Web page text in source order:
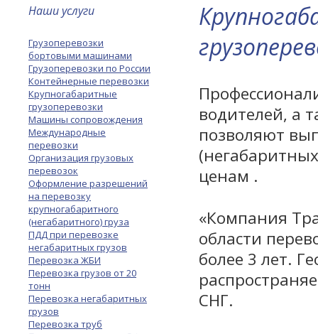
Наши услуги
Грузоперевозки
бортовыми машинами
Грузоперевозки по России
Контейнерные перевозки
Крупногабаритные
грузоперевозки
Машины сопровождения
Международные
перевозки
Организация грузовых
перевозок
Оформление разрешений
на перевозку
крупногабаритного
(негабаритного) груза
ПДД при перевозке
негабаритных грузов
Перевозка ЖБИ
Перевозка грузов от 20
тонн
Перевозка негабаритных
грузов
Перевозка труб
водителей, а
позволяют
ценам .
«Компания
области
более 3 лет.
СНГ.